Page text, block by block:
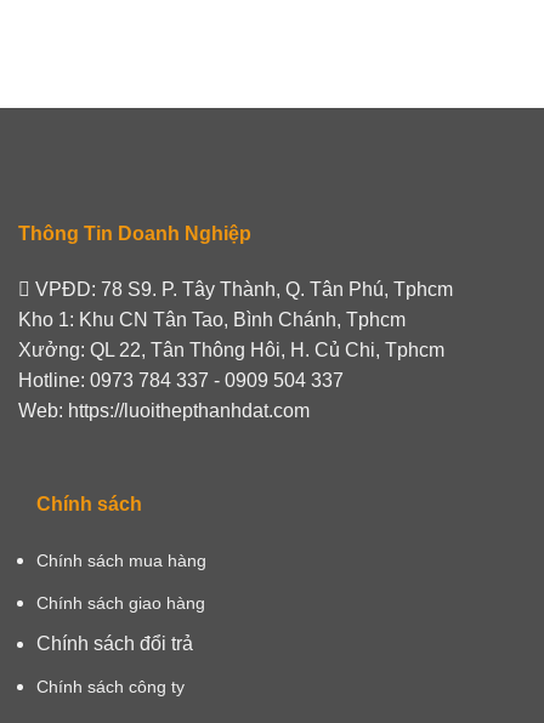
Thông Tin Doanh Nghiệp
VPĐD: 78 S9. P. Tây Thành, Q. Tân Phú, Tphcm
Kho 1: Khu CN Tân Tao, Bình Chánh, Tphcm
Xưởng: QL 22, Tân Thông Hôi, H. Củ Chi, Tphcm
Hotline: 0973 784 337 - 0909 504 337
Web: https://luoithepthanhdat.com
Chính sách
Chính sách mua hàng
Chính sách giao hàng
Chính sách đổi trả
Chính sách công ty